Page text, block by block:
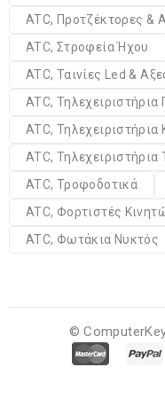
ATC, Προτζέκτορες &
ATC, Στροφεία Ήχου
ATC, Ταινίες Led &
ATC, Τηλεχειριστήρια
ATC, Τηλεχειριστήρια
ATC,
ATC, Τροφοδοτικά
ATC, Φορτιστές
ATC, Φωτάκια Νυκτός
©